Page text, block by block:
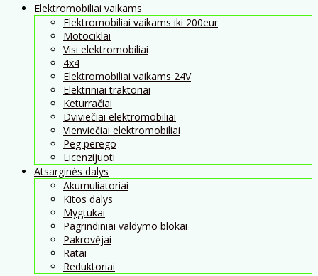
Elektromobiliai vaikams
Elektromobiliai vaikams iki 200eur
Motociklai
Visi elektromobiliai
4x4
Elektromobiliai vaikams 24V
Elektriniai traktoriai
Keturračiai
Dviviečiai elektromobiliai
Vienviečiai elektromobiliai
Peg perego
Licenzijuoti
Atsarginės dalys
Akumuliatoriai
Kitos dalys
Mygtukai
Pagrindiniai valdymo blokai
Pakrovėjai
Ratai
Reduktoriai